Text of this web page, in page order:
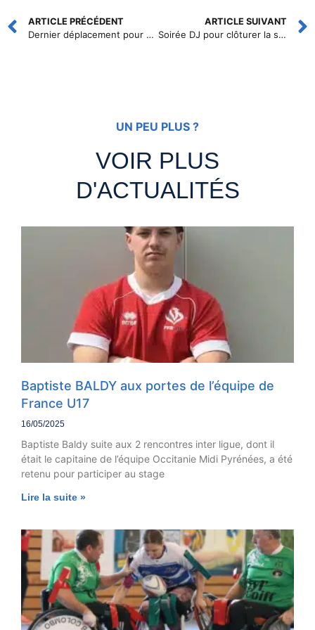
ARTICLE PRÉCÉDENT
Dernier déplacement pour Cahors Lot XIII à Entraigues
ARTICLE SUIVANT
Soirée DJ pour clôturer la saison
UN PEU PLUS ?
VOIR PLUS
D'ACTUALITÉS
Baptiste BALDY aux portes de l’équipe de
France U17
16/05/2025
Baptiste Baldy suite aux 2 rencontres inter ligue, dont il
était le capitaine de l’équipe Occitanie Midi Pyrénées, a été
retenu pour participer au stage
Lire la suite »